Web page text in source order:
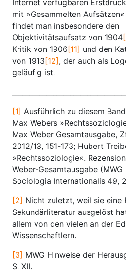
Internet verfügbaren
mit »Gesammelten
findet man insbesondere den
Objektivitätsaufsatz von 1904
Kritik von 1906 [11] und den
von 1913 [12] , der auch als
geläufig ist.
[1] Ausführlich zu diesem
Max Webers
Max Weber Gesamtausgabe,
2012/13, 151-173; Hubert
»Rechtssoziologie«.
Weber-Gesamtausgabe
Sociologia Internationalis 49,
[2] Nicht zuletzt, weil sie eine
Sekundärliteratur ausgelöst
allem von den vielen an der
Wissenschaftlern.
[3] MWG Hinweise der
S. XII.